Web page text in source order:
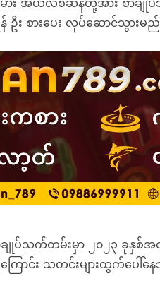
း အယ်လစ်ဆန်တို့အား စာချုပ်
ဦး စားပေး လုပ်ဆောင်သွား
သက်တမ်းမှာ ၂၀၂၃ ခုနှစ်အထိ
ာင်း သတင်းများထွက်ပေါ်န